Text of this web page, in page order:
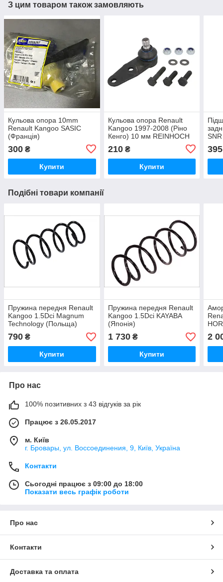
З цим товаром також замовляють
Кульова опора 10mm
Renault Kangoo SASIC
(Франція)
300 ₴
Купити
Кульова опора Renault
Kangoo 1997-2008 (Ріно
Кенго) 10 мм REINHOCH
210₴
Купити
395
Подібні товари компанії
Пружина передня Renault
Kangoo 1.5Dci Magnum
Technology (Польща)
790 ₴
Купити
Пружина передня Renault
Kangoo 1.5Dci KAYABA
(Японія)
1 730₴
Купити
2
Про нас
100% позитивних з 43 відгуків за рік
Працює з 26.05.2017
м. Київ
г. Бровары, ул. Воссоединения, 9, Київ, Україна
Контакти
Сьогодні працює з 09:00 до 18:00
Показати весь графік роботи
Про нас
Контакти
Доставка та оплата